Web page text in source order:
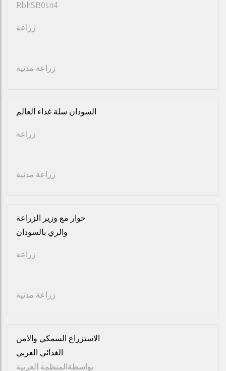
RbhSB0sn4
زراعة
زراعة مدنية
السودان سلة غذاء العالم
زراعة
زراعة مدنية
حوار مع وزير الزراعة
والري بالسودان
زراعة
زراعة مدنية
الاستزراع السمكي والامن
الغذائي العربي
يواسطةالمنظمة العربية